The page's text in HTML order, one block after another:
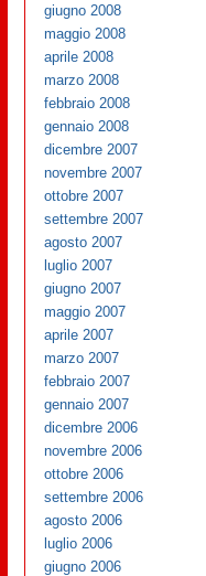
giugno 2008
maggio 2008
aprile 2008
marzo 2008
febbraio 2008
gennaio 2008
dicembre 2007
novembre 2007
ottobre 2007
settembre 2007
agosto 2007
luglio 2007
giugno 2007
maggio 2007
aprile 2007
marzo 2007
febbraio 2007
gennaio 2007
dicembre 2006
novembre 2006
ottobre 2006
settembre 2006
agosto 2006
luglio 2006
giugno 2006